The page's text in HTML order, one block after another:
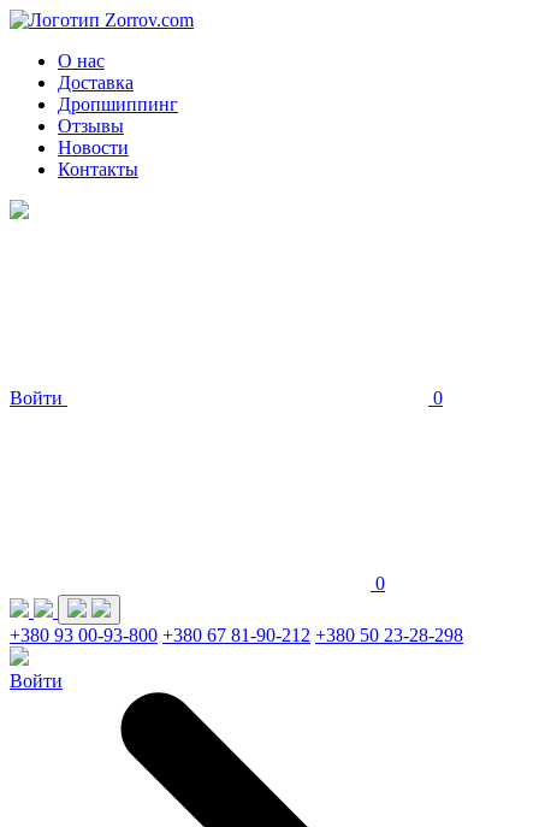
О нас
Доставка
Дропшиппинг
Отзывы
Новости
Контакты
Войти 0
0
+380 93 00-93-800 +380 67 81-90-212 +380 50 23-28-298
Войти